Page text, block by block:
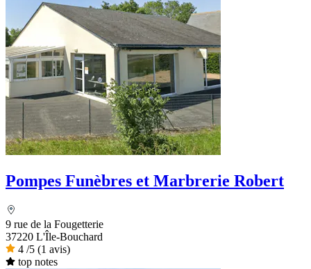
Pompes Funèbres et Marbrerie Robert
9 rue de la Fougetterie
37220 L'Île-Bouchard
4 /5 (1 avis)
top notes